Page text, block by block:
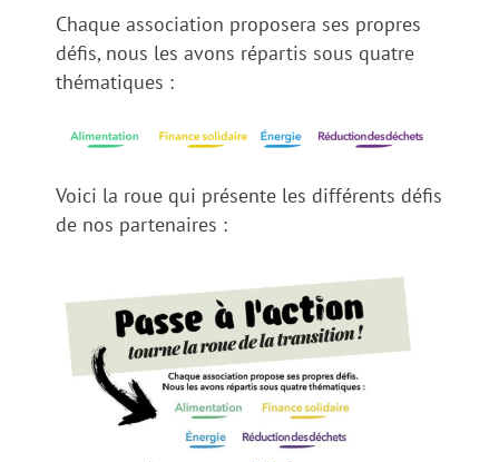
Chaque association proposera ses propres
défis, nous les avons répartis sous quatre
thématiques :
Voici la roue qui présente les différents défis
de nos partenaires :